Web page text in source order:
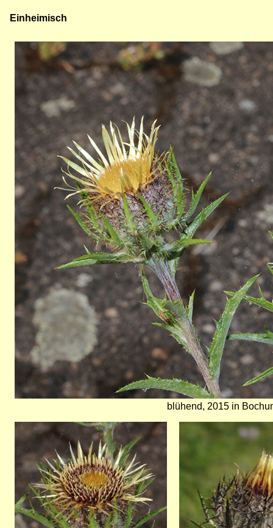
Einheimisch
Bild
blühend, 2015 in
Bild